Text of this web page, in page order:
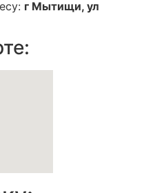
г Мытищи, ул